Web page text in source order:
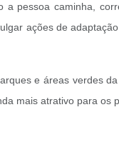
a pessoa caminha,
ações de
e áreas verdes
mais atrativo para os